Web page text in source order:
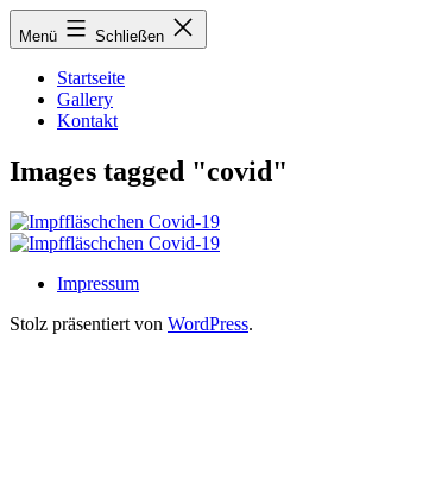
Zum
Inhalt
Menü Schließen
Startseite
Gallery
Kontakt
Images tagged "covid"
Impressum
Stolz präsentiert von WordPress.